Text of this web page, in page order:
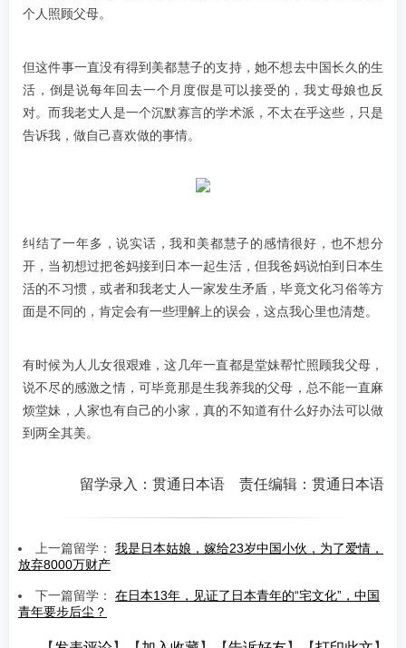
个人照顾父母。
但这件事一直没有得到美都慧子的支持，她不想去中国长久的生
活，倒是说每年回去一个月度假是可以接受的，我丈母娘也反
对。而我老丈人是一个沉默寡言的学术派，不太在乎这些，只是
告诉我，做自己喜欢做的事情。
纠结了一年多，说实话，我和美都慧子的感情很好，也不想分
开，当初想过把爸妈接到日本一起生活，但我爸妈说怕到日本生
活的不习惯，或者和我老丈人一家发生矛盾，毕竟文化习俗等方
面是不同的，肯定会有一些理解上的误会，这点我心里也清楚。
有时候为人儿女很艰难，这几年一直都是堂妹帮忙照顾我父母，
说不尽的感激之情，可毕竟那是生我养我的父母，总不能一直麻
烦堂妹，人家也有自己的小家，真的不知道有什么好办法可以做
到两全其美。
留学录入：贯通日本语 责任编辑：贯通日本语
上一篇留学： 我是日本姑娘，嫁给23岁中国小伙，为了爱情，
放弃8000万财产
下一篇留学： 在日本13年，见证了日本青年的“宅文化”，中国
青年要步后尘？